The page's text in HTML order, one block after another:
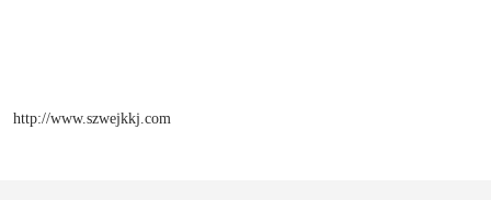
http://www.szwejkkj.com